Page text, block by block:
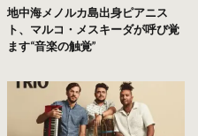
地中海メノルカ島出身ピアニス
ト、マルコ・メスキーダが呼び覚
ます“音楽の触覚”